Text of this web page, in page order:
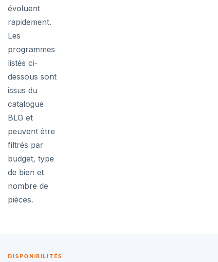
évoluent
rapidement.
Les
programmes
listés ci-
dessous sont
issus du
catalogue
BLG et
peuvent être
filtrés par
budget, type
de bien et
nombre de
pièces.
DISPONIBILITÉS